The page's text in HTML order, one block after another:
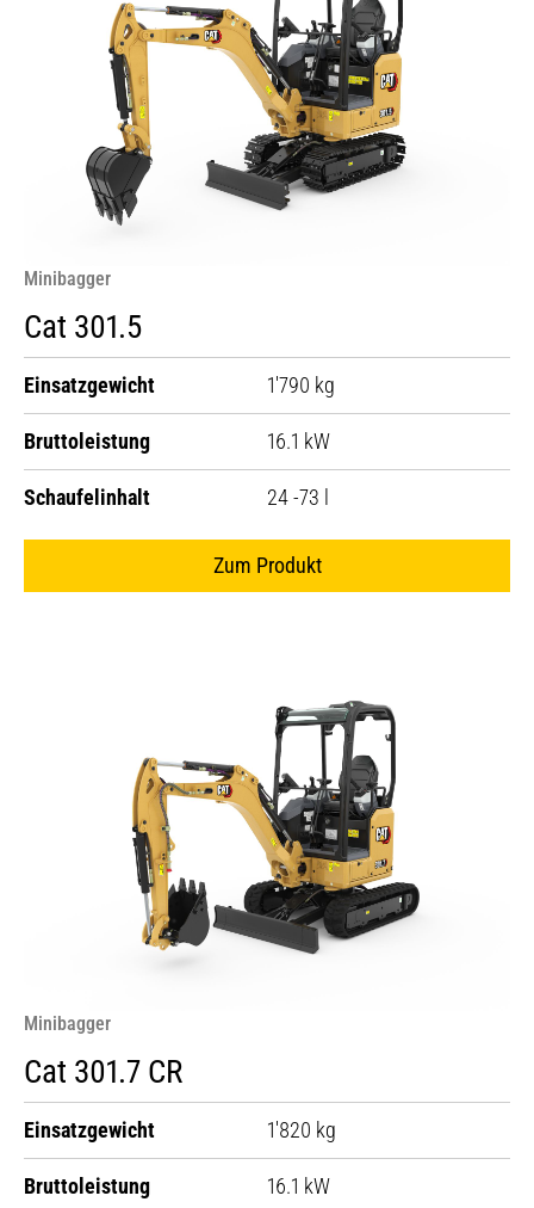
Minibagger
Cat 301.5
Einsatzgewicht 1'790 kg
Bruttoleistung 16.1 kW
Schaufelinhalt 24 -73 l
Zum Produkt
Minibagger
Cat 301.7 CR
Einsatzgewicht 1'820 kg
Bruttoleistung 16.1 kW